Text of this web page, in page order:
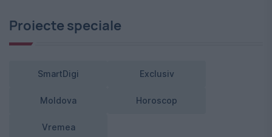
Proiecte speciale
SmartDigi Exclusiv
Moldova Horoscop
Vremea